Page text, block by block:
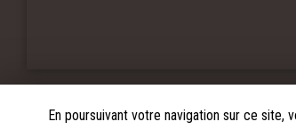
Nicolas Schiff- Création de site
En poursuivant votre navigation sur ce